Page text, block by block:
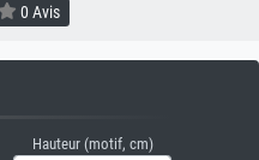
0 Avis
Hauteur (motif, cm)